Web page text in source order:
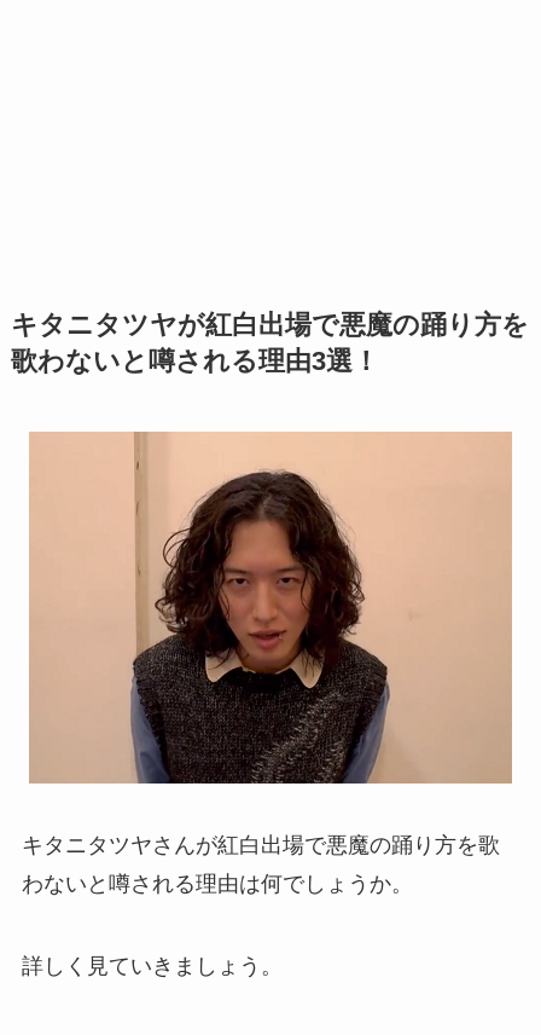
キタニタツヤが紅白出場で悪魔の踊り方を
歌わないと噂される理由3選！
キタニタツヤさんが紅白出場で悪魔の踊り方を歌
わないと噂される理由は何でしょうか。
詳しく見ていきましょう。